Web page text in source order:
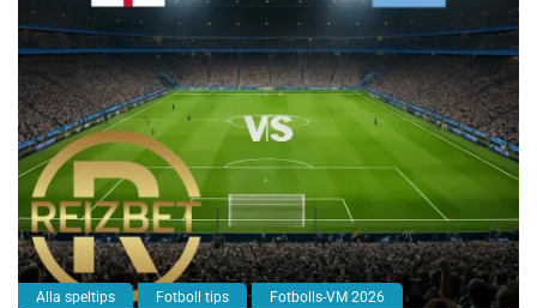
Alla speltips Fotboll tips Fotbolls-VM 2026